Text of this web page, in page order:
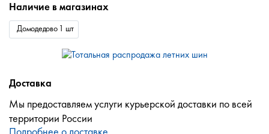
Наличие в магазинах
Домодедово 1 шт
Доставка
Мы предоставляем услуги курьерской доставки по всей
территории России